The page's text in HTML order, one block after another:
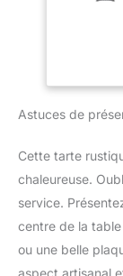
Astuces de
Cette tarte
chaleureuse.
service.
centre de la
ou une belle
aspect artisanal